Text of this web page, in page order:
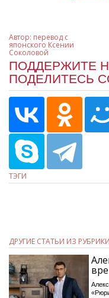
Автор: перевод с
японского Ксении
Соколовой
ПОДДЕРЖИТЕ
ПОДЕЛИТЕСЬ
ТЭГИ
ДРУГИЕ СТАТЬИ ИЗ